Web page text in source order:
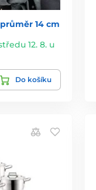
14 cm
12. 8. u
Do košíku